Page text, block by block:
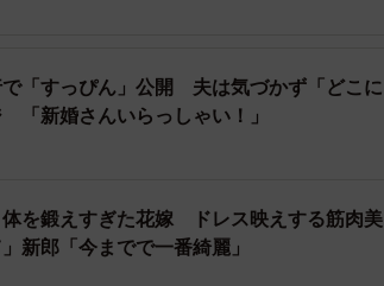
かみにしようという作戦に打って出たのだ
「すっぴん」公開 夫は気づかず「どこに
「新婚さんいらっしゃい！」
体を鍛えすぎた花嫁 ドレス映えする筋肉美
新郎「今までで一番綺麗」